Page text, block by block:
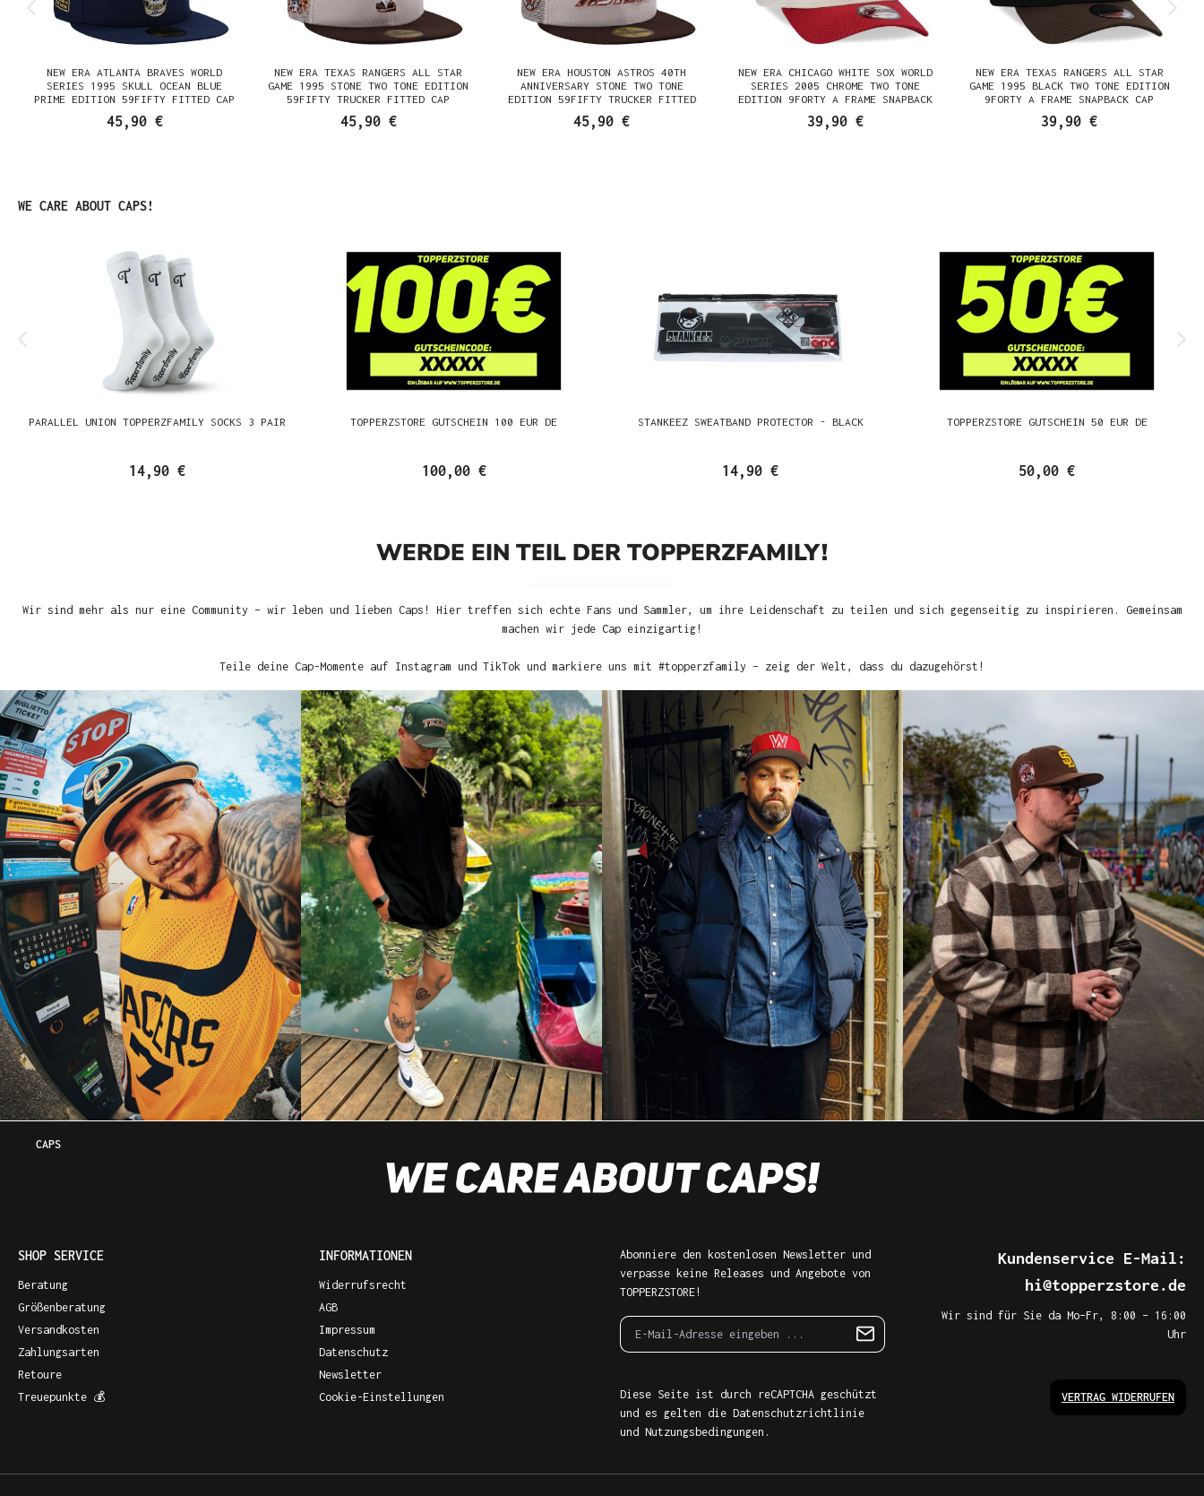
NEW ERA ATLANTA BRAVES WORLD
SERIES 1995 SKULL OCEAN BLUE
PRIME EDITION 59FIFTY FITTED CAP
45,90 €
NEW ERA TEXAS RANGERS ALL STAR
GAME 1995 STONE TWO TONE EDITION
59FIFTY TRUCKER FITTED CAP
45,90 €
NEW ERA HOUSTON ASTROS 40TH
ANNIVERSARY STONE TWO TONE
EDITION 59FIFTY TRUCKER FITTED
CAP
45,90 €
NEW ERA CHICAGO WHITE SOX WORLD
SERIES 2005 CHROME TWO TONE
EDITION 9FORTY A FRAME SNAPBACK
CAP
39,90 €
NEW ERA TEXAS RANGERS ALL STAR
GAME 1995 BLACK TWO TONE EDITION
9FORTY A FRAME SNAPBACK CAP
39,90 €
Produktgalerie überspringen
WE CARE ABOUT CAPS!
PARALLEL UNION TOPPERZFAMILY SOCKS 3 PAIR
14,90 €
TOPPERZSTORE GUTSCHEIN 100 EUR DE
100,00 €
STANKEEZ SWEATBAND PROTECTOR - BLACK
14,90 €
TOPPERZSTORE GUTSCHEIN 50 EUR DE
50,00 €
WERDE EIN TEIL DER TOPPERZFAMILY!
Wir sind mehr als nur eine Community – wir leben und lieben Caps! Hier treffen sich echte Fans und Sammler, um ihre Leidenschaft zu teilen und sich gegenseitig zu inspirieren. Gemeinsam
machen wir jede Cap einzigartig!
Teile deine Cap-Momente auf Instagram und TikTok und markiere uns mit #topperzfamily – zeig der Welt, dass du dazugehörst!
CAPS
SHOP SERVICE
Beratung
Größenberatung
Versandkosten
Zahlungsarten
Retoure
Treuepunkte 💰
INFORMATIONEN
Widerrufsrecht
AGB
Impressum
Datenschutz
Newsletter
Cookie-Einstellungen
Abonniere den kostenlosen Newsletter und
verpasse keine Releases und Angebote von
TOPPERZSTORE!
Diese Seite ist durch reCAPTCHA geschützt
und es gelten die Datenschutzrichtlinie
und Nutzungsbedingungen .
Kundenservice E-Mail:
hi@topperzstore.de
Wir sind für Sie da Mo–Fr, 8:00 – 16:00
Uhr
VERTRAG WIDERRUFEN